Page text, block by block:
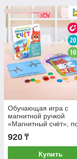
Обучающая игра с
магнитной ручкой
«Магнитный счёт»,
методике Монтессори
920 ₸
Купить